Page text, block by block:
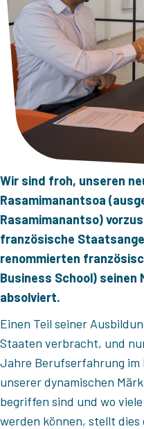
Wir sind froh, unseren
Rasamimanantsoa
Rasamimanantso)
französische
renommierten
Business School) seinen
absolviert.
Einen Teil seiner
Staaten verbracht, und
Jahre Berufserfahrung
unserer dynamischen
begriffen sind und wo
werden können, stellt